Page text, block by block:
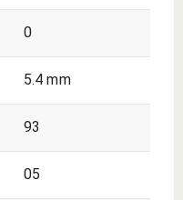
0
5.4 mm
93
05